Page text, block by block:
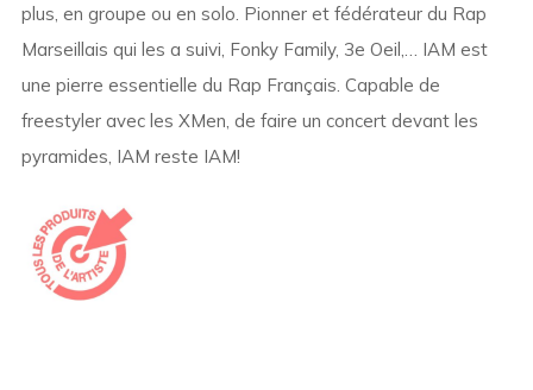
plus, en groupe ou en solo. Pionner et fédérateur du Rap
Marseillais qui les a suivi, Fonky Family, 3e Oeil,… IAM est
une pierre essentielle du Rap Français. Capable de
freestyler avec les XMen, de faire un concert devant les
pyramides, IAM reste IAM!